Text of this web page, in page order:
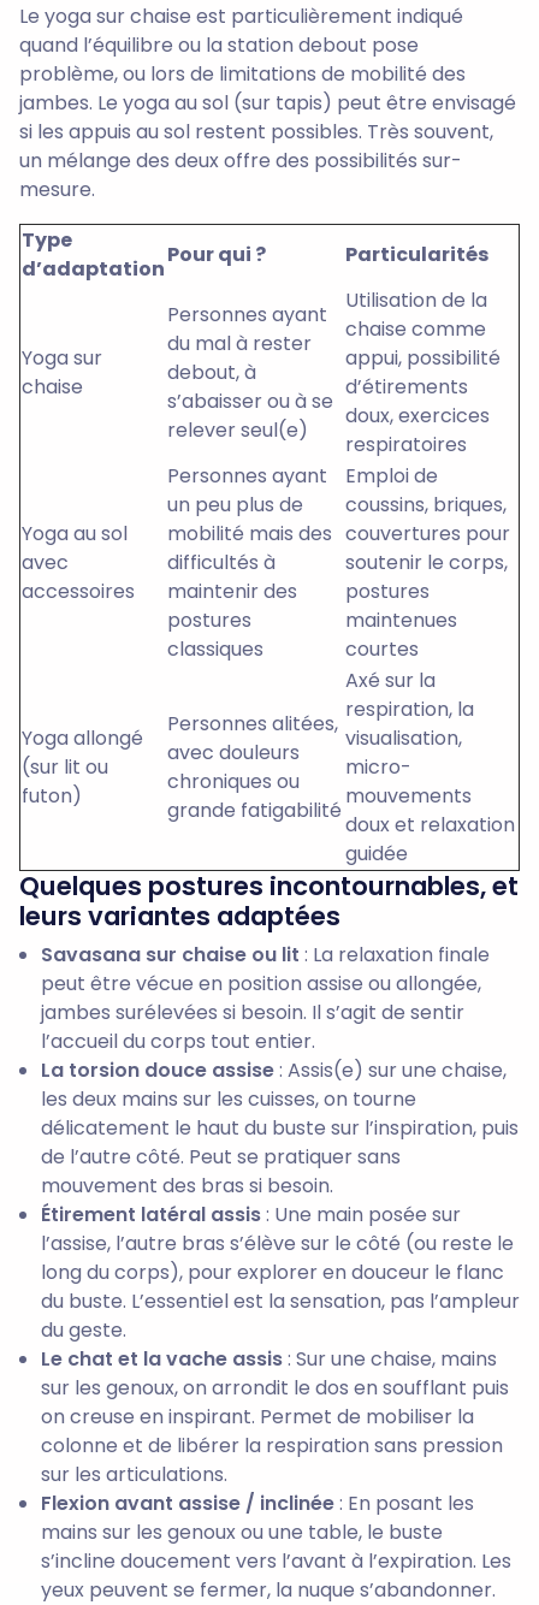
Le yoga sur chaise est particulièrement indiqué
quand l’équilibre ou la station debout pose
problème, ou lors de limitations de mobilité des
jambes. Le yoga au sol (sur tapis) peut être envisagé
si les appuis au sol restent possibles. Très souvent,
un mélange des deux offre des possibilités sur-
mesure.
Type
d’adaptation
Pour qui ? Particularités
Yoga sur
chaise
Personnes ayant
du mal à rester
debout, à
s’abaisser ou à se
relever seul(e)
Utilisation de la
chaise comme
appui, possibilité
d’étirements
doux, exercices
respiratoires
Yoga au sol
avec
accessoires
Personnes ayant
un peu plus de
mobilité mais des
difficultés à
maintenir des
postures
classiques
Emploi de
coussins, briques,
couvertures pour
soutenir le corps,
postures
maintenues
courtes
Yoga allongé
(sur lit ou
futon)
Personnes alitées,
avec douleurs
chroniques ou
grande fatigabilité
Axé sur la
respiration, la
visualisation,
micro-
mouvements
doux et relaxation
guidée
Quelques postures incontournables, et
leurs variantes adaptées
Savasana sur chaise ou lit : La relaxation finale
peut être vécue en position assise ou allongée,
jambes surélevées si besoin. Il s’agit de sentir
l’accueil du corps tout entier.
La torsion douce assise: Assis(e) sur une chaise,
les deux mains sur les cuisses, on tourne
délicatement le haut du buste sur l’inspiration, puis
de l’autre côté. Peut se pratiquer sans
mouvement des bras si besoin.
Étirement latéral assis: Une main posée sur
l’assise, l’autre bras s’élève sur le côté (ou reste le
long du corps), pour explorer en douceur le flanc
du buste. L’essentiel est la sensation, pas l’ampleur
du geste.
Le chat et la vache assis: Sur une chaise, mains
sur les genoux, on arrondit le dos en soufflant puis
on creuse en inspirant. Permet de mobiliser la
colonne et de libérer la respiration sans pression
sur les articulations.
Flexion avant assise / inclinée: En posant les
mains sur les genoux ou une table, le buste
s’incline doucement vers l’avant à l’expiration. Les
yeux peuvent se fermer, la nuque s’abandonner.